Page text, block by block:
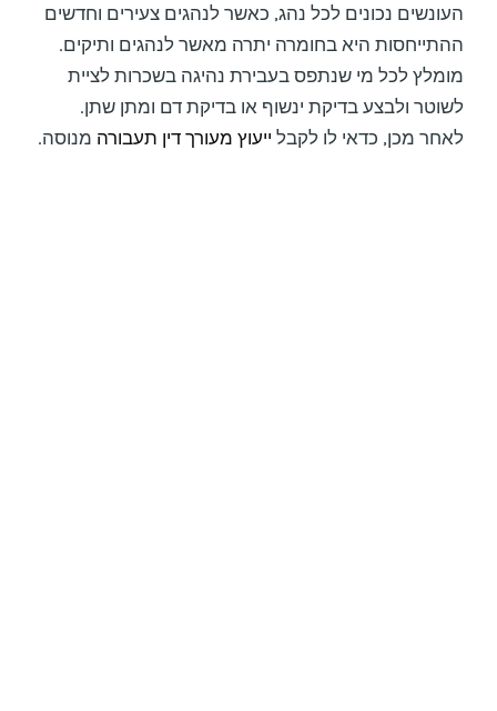
העונשים נכונים לכל נהג, כאשר לנהגים צעירים וחדשים
ההתייחסות היא בחומרה יתרה מאשר לנהגים ותיקים.
מומלץ לכל מי שנתפס בעבירת נהיגה בשכרות לציית
לשוטר ולבצע בדיקת ינשוף או בדיקת דם ומתן שתן.
לאחר מכן, כדאי לו לקבל ייעוץ מעורך דין תעבורה מנוסה.